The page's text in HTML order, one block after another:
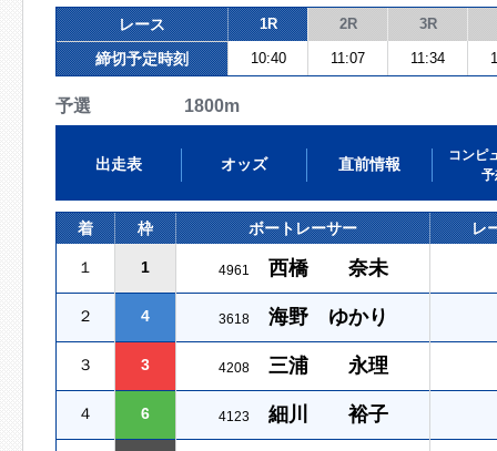
レース 1R 2R 3R
締切予定時刻 10:40 11:07 11:34
予選 1800m
出走表 オッズ 直前情報
コンピ
予
着 枠 ボートレーサー レ
１ 1 4961 西橋 奈未
２ 4 3618 海野 ゆかり
３ 3 4208 三浦 永理
４ 6 4123 細川 裕子